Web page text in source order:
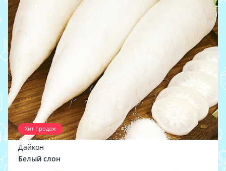
Хит продаж
Дайкон
Белый слон